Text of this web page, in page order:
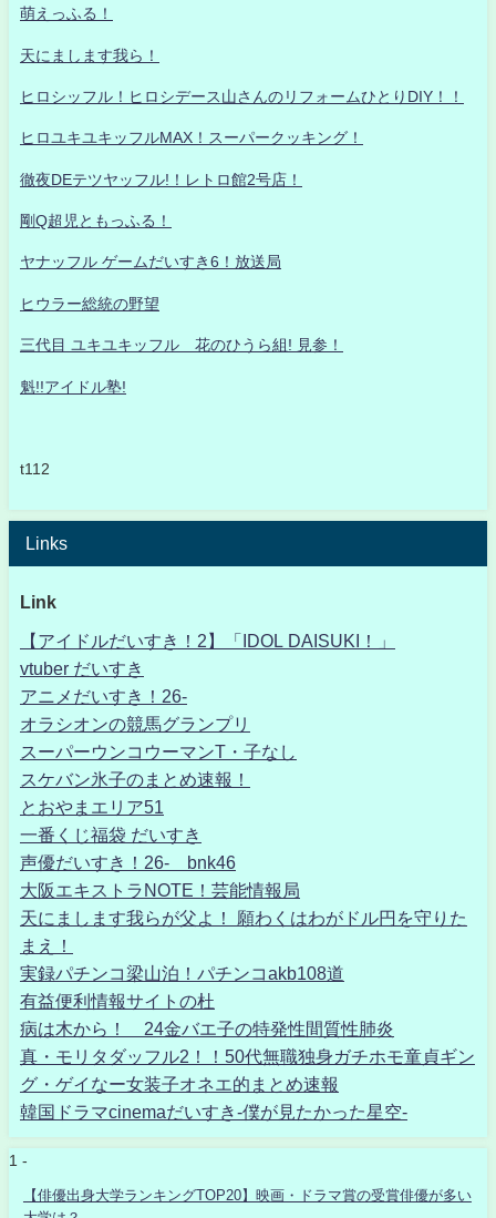
萌えっふる！
天にまします我ら！
ヒロシッフル！ヒロシデース山さんのリフォームひとりDIY！！
ヒロユキユキッフルMAX！スーパークッキング！
徹夜DEテツヤッフル!！レトロ館2号店！
剛Q超児ともっふる！
ヤナッフル ゲームだいすき6！放送局
ヒウラー総統の野望
三代目 ユキユキッフル 花のひうら組! 見参！
魁!!アイドル塾!
t112
Links
Link
【アイドルだいすき！2】「IDOL DAISUKI！」
vtuber だいすき
アニメだいすき！26-
オラシオンの競馬グランプリ
スーパーウンコウーマンT・子なし
スケバン氷子のまとめ速報！
とおやまエリア51
一番くじ福袋 だいすき
声優だいすき！26- bnk46
大阪エキストラNOTE！芸能情報局
天にまします我らが父よ！ 願わくはわがドル円を守りた
まえ！
実録パチンコ梁山泊！パチンコakb108道
有益便利情報サイトの杜
病は木から！ 24金バエ子の特発性間質性肺炎
真・モリタダッフル2！！50代無職独身ガチホモ童貞ギン
グ・ゲイなー女装子オネエ的まとめ速報
韓国ドラマcinemaだいすき-僕が見たかった星空-
1 -
【俳優出身大学ランキングTOP20】映画・ドラマ賞の受賞俳優が多い